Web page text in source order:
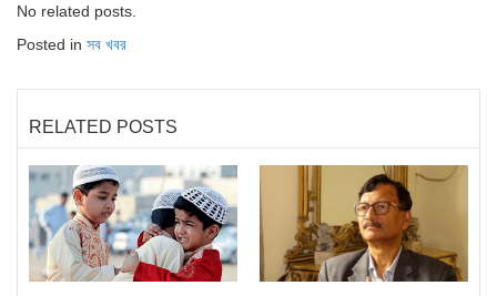
No related posts.
Posted in সব খবর
RELATED POSTS